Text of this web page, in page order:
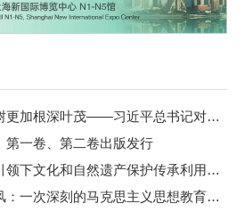
让中朝传统友谊之树更加根深叶茂——习近平总书记对朝鲜进行国事访问纪实
第一卷、第二卷出版发行
在习近平文化思想引领下文化和自然遗产保护传承利用工作开创新局面
伟大征程丨延安整风：一次深刻的马克思主义思想教育运动